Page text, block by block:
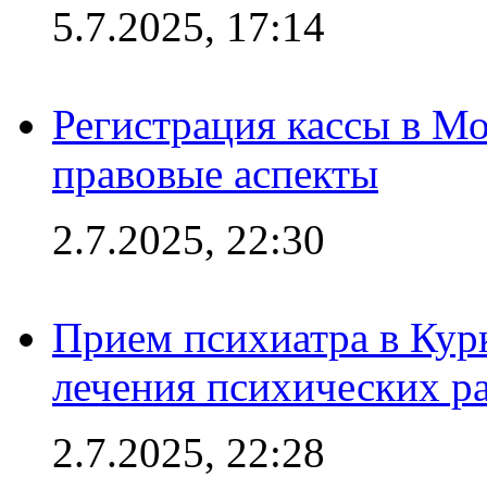
5.7.2025, 17:14
Регистрация кассы в
правовые аспекты
2.7.2025, 22:30
Прием психиатра в
лечения психических
2.7.2025, 22:28